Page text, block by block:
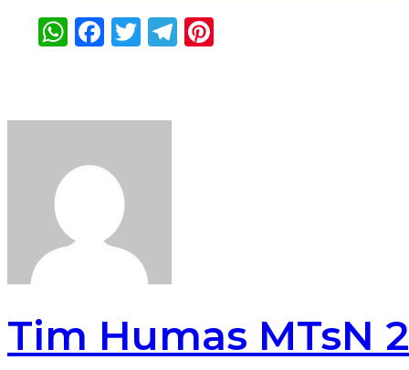
WhatsApp
Facebook
TwitterTelegram
Tim Humas MTsN